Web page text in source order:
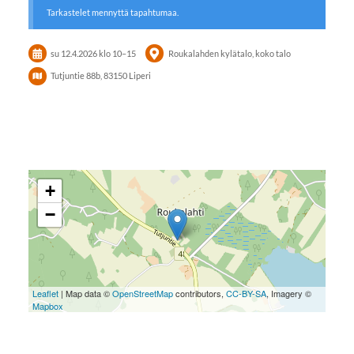
Tarkastelet mennyttä tapahtumaa.
su 12.4.2026klo 10–15 Roukalahden kylätalo, koko talo
Tutjuntie 88b, 83150 Liperi
+
−
Leaflet| Map data ©OpenStreetMapcontributors, CC-BY-SA, Imagery ©
Mapbox